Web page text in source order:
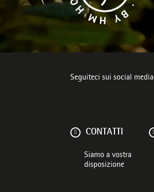
Seguiteci sui social media
CONTATTI
Siamo a vostra
disposizione